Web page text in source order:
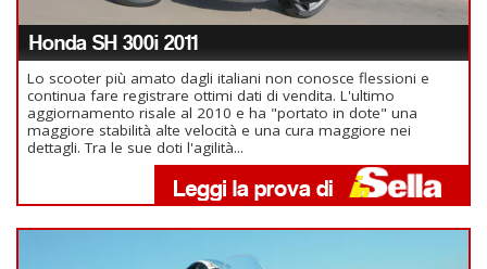
Honda SH 300i 2011
Lo scooter più amato dagli italiani non conosce flessioni e
continua fare registrare ottimi dati di vendita. L'ultimo
aggiornamento risale al 2010 e ha "portato in dote" una
maggiore stabilità alte velocità e una cura maggiore nei
dettagli. Tra le sue doti l'agilità...